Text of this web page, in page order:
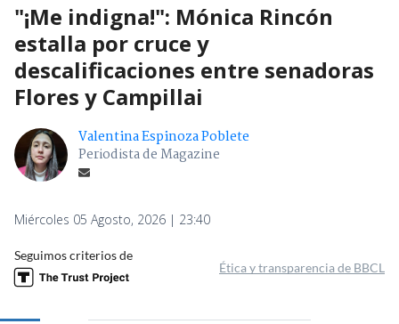
"¡Me indigna!": Mónica Rincón
estalla por cruce y
descalificaciones entre senadoras
Flores y Campillai
Valentina Espinoza Poblete
Periodista de Magazine
Miércoles 05 Agosto, 2026 | 23:40
Seguimos criterios de
Ética y transparencia de BBCL